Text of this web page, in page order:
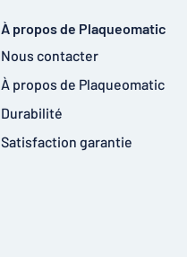
À propos de Plaqueomatic
Nous contacter
À propos de Plaqueomatic
Durabilité
Satisfaction garantie